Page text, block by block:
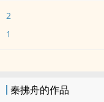
2
1
秦拂舟的作品